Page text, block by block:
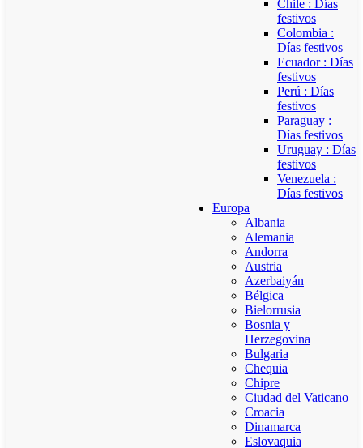
Chile : Días
festivos
Colombia :
Días festivos
Ecuador : Días
festivos
Perú : Días
festivos
Paraguay :
Días festivos
Uruguay : Días
festivos
Venezuela :
Días festivos
Europa
Albania
Alemania
Andorra
Austria
Azerbaiyán
Bélgica
Bielorrusia
Bosnia y
Herzegovina
Bulgaria
Chequia
Chipre
Ciudad del Vaticano
Croacia
Dinamarca
Eslovaquia